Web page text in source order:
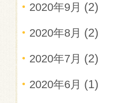
2020年9月 (2)
2020年8月 (2)
2020年7月 (2)
2020年6月 (1)